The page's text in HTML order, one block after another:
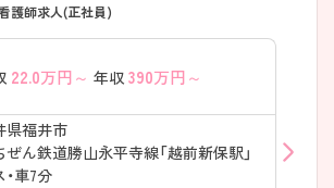
護師求人(正社員)
22.0万円～ 年収 390万円～
県福井市
ぜん鉄道勝山永平寺線「越前新保駅」
・車7分